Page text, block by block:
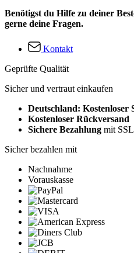
Benötigst du Hilfe zu deiner
gerne deine Fragen.
Kontakt
Geprüfte Qualität
Sicher und vertraut einkaufen
Deutschland: Kostenloser
Kostenloser Rückversand
Sichere Bezahlung mit
Sicher bezahlen mit
Nachnahme
Vorauskasse